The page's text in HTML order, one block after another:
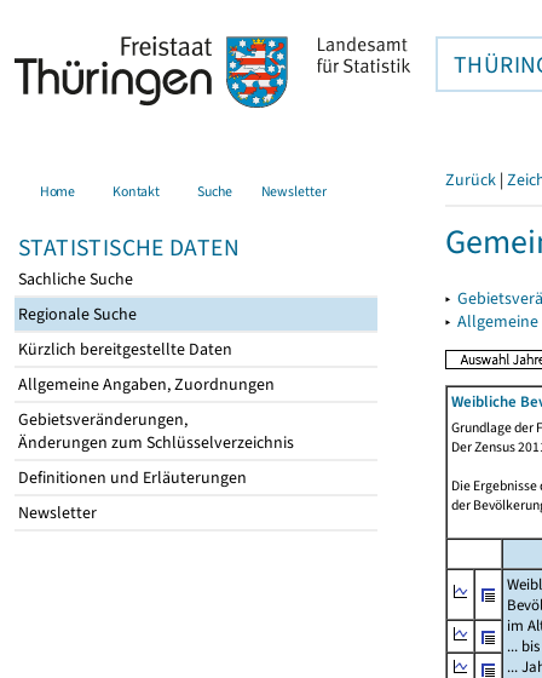
Home Kontakt Suche Newsletter
STATISTISCHE DATEN
Sachliche Suche
Regionale Suche
Kürzlich bereitgestellte Daten
Allgemeine Angaben, Zuordnungen
Gebietsveränderungen,
Änderungen zum Schlüsselverzeichnis
Definitionen und Erläuterungen
Newsletter
Zurück |
▸
▸
Weibliche
Grundlage der
Der Zensus
Die
der
im
...
...